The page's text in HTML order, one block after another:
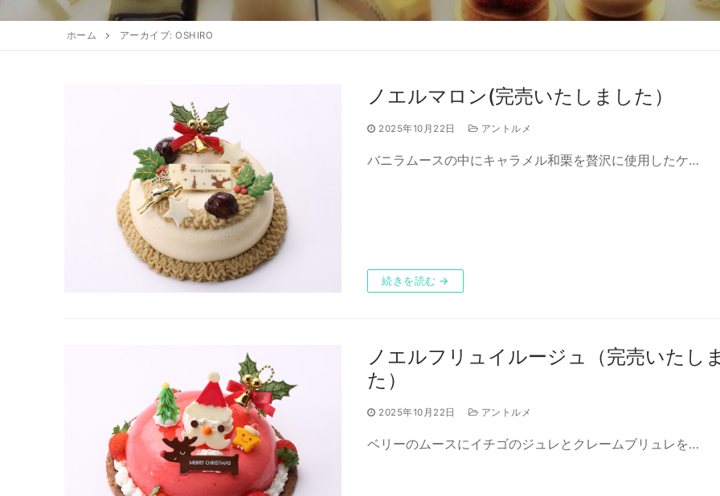
焼き菓子
アクセスマップ
ホーム アーカイブ: OSHIRO
ノエルマロン(完売いたしました）
2025年10月22日 アントルメ
バニラムースの中にキャラメル和栗を贅沢に使用したケ…
続きを読む →
ノエルフリュイルージュ（完売いたし
た）
2025年10月22日 アントルメ
ベリーのムースにイチゴのジュレとクレームブリュレを…